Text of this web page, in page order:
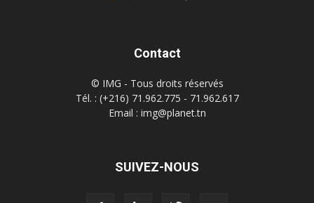
Contact
© IMG - Tous droits réservés
Tél. : (+216) 71.962.775 - 71.962.617
Email : img@planet.tn
SUIVEZ-NOUS